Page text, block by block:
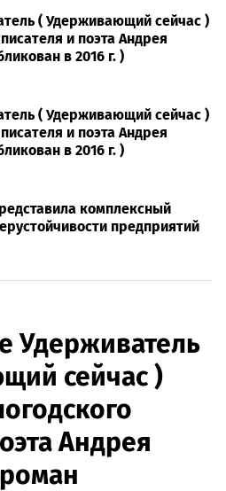
( Удерживающий сейчас )
и поэта Андрея
в 2016 г. )
( Удерживающий сейчас )
и поэта Андрея
в 2016 г. )
комплексный
предприятий
Удерживатель
сейчас )
Андрея